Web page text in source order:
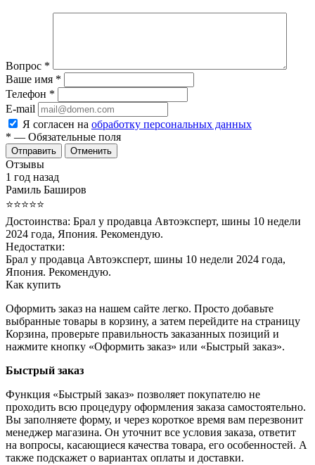
Вопрос *
Ваше имя *
Телефон *
E-mail
Я согласен на обработку персональных данных
* — Обязательные поля
Отменить
Отзывы
1 год назад
Рамиль Баширов
⭐⭐⭐⭐⭐
Достоинства: Брал у продавца Автоэксперт, шины 10 недели
2024 года, Япония. Рекомендую.
Недостатки:
Брал у продавца Автоэксперт, шины 10 недели 2024 года,
Япония. Рекомендую.
Как купить
Оформить заказ на нашем сайте легко. Просто добавьте
выбранные товары в корзину, а затем перейдите на страницу
Корзина, проверьте правильность заказанных позиций и
нажмите кнопку «Оформить заказ» или «Быстрый заказ».
Быстрый заказ
Функция «Быстрый заказ» позволяет покупателю не
проходить всю процедуру оформления заказа самостоятельно.
Вы заполняете форму, и через короткое время вам перезвонит
менеджер магазина. Он уточнит все условия заказа, ответит
на вопросы, касающиеся качества товара, его особенностей. А
также подскажет о вариантах оплаты и доставки.